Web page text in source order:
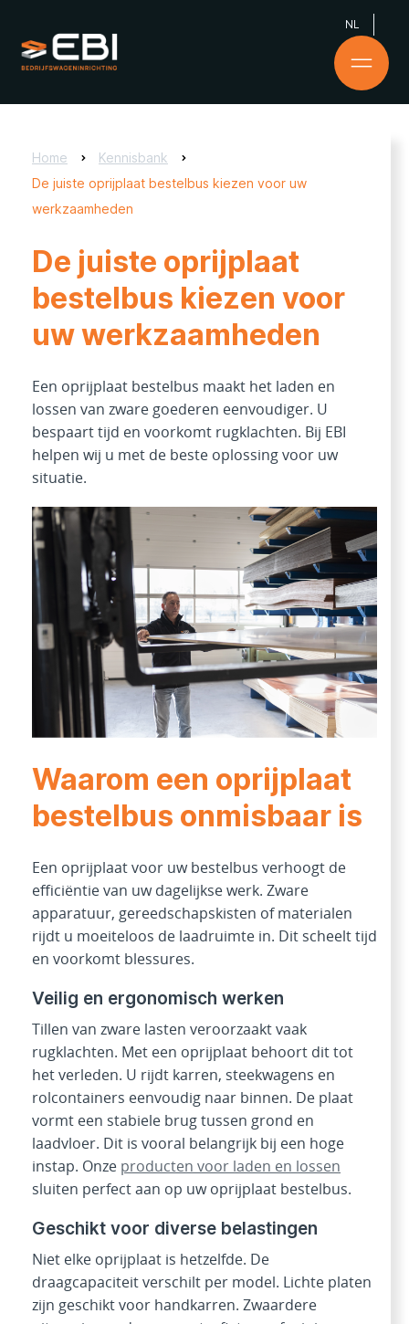
NL
Home
Kennisbank
De juiste oprijplaat bestelbus kiezen voor uw
werkzaamheden
De juiste oprijplaat
bestelbus kiezen voor
uw werkzaamheden
Een oprijplaat bestelbus maakt het laden en
lossen van zware goederen eenvoudiger. U
bespaart tijd en voorkomt rugklachten. Bij EBI
helpen wij u met de beste oplossing voor uw
situatie.
Waarom een oprijplaat
bestelbus onmisbaar is
Een oprijplaat voor uw bestelbus verhoogt de
efficiëntie van uw dagelijkse werk. Zware
apparatuur, gereedschapskisten of materialen
rijdt u moeiteloos de laadruimte in. Dit scheelt tijd
en voorkomt blessures.
Veilig en ergonomisch werken
Tillen van zware lasten veroorzaakt vaak
rugklachten. Met een oprijplaat behoort dit tot
het verleden. U rijdt karren, steekwagens en
rolcontainers eenvoudig naar binnen. De plaat
vormt een stabiele brug tussen grond en
laadvloer. Dit is vooral belangrijk bij een hoge
instap. Onze producten voor laden en lossen
sluiten perfect aan op uw oprijplaat bestelbus.
Geschikt voor diverse belastingen
Niet elke oprijplaat is hetzelfde. De
draagcapaciteit verschilt per model. Lichte platen
zijn geschikt voor handkarren. Zwaardere